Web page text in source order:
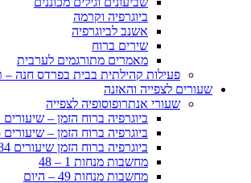
ביוגרפיה וקרמה
אשנב לביוגרפיה
שירים ברוח
מאמרים מתורגמים לערבית
פעילות קהילתית בבית בפרדס חנה
שעורים לצפייה והאזנה
שעורי אנתרופוסופיה לצפייה
ביוגרפיה ברוח הזמן – שיעורים 1 – 54
ביוגרפיה ברוח הזמן – שיעורים 55 – 83
ביוגרפיה ברוח הזמן שיעורים 84 – היום
מחשבות מנחות 1 – 48
מחשבות מנחות 49 – היום